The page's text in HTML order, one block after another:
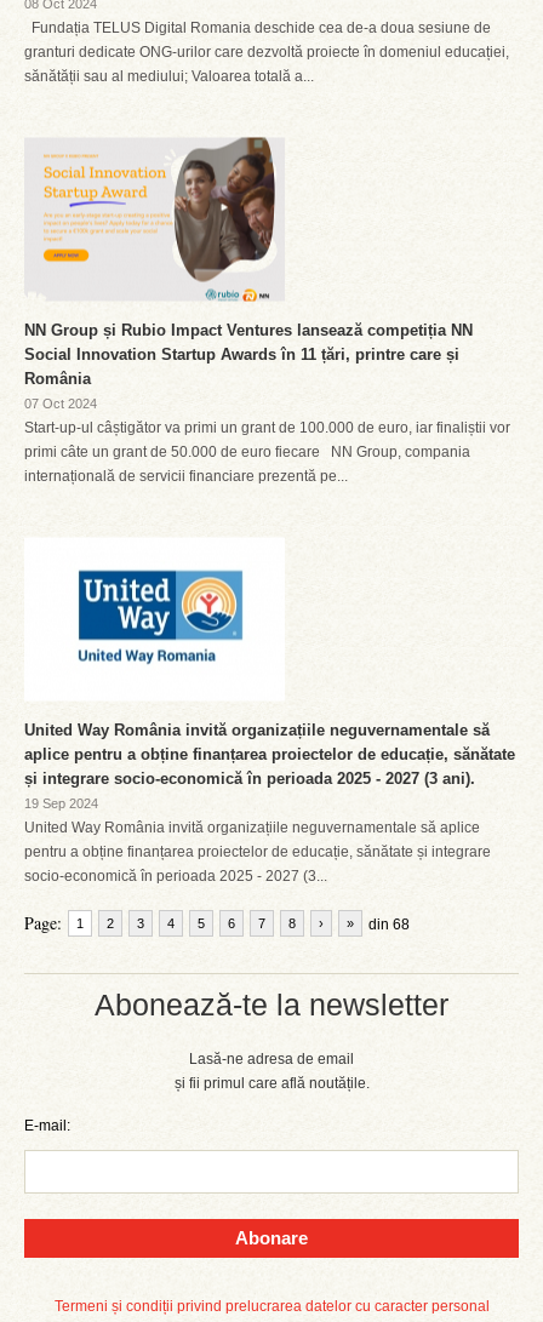
Abonează-te la newsletter
Lasă-ne adresa de email
și fii primul care află noutățile.
E-mail:
Abonare
Termeni și condiții privind prelucrarea datelor cu caracter personal
08 Oct 2024
Fundația TELUS Digital Romania deschide cea de-a doua sesiune de
granturi dedicate ONG-urilor care dezvoltă proiecte în domeniul educației,
sănătății sau al mediului; Valoarea totală a...
NN Group și Rubio Impact Ventures lansează competiția NN
Social Innovation Startup Awards în 11 țări, printre care și
România
07 Oct 2024
Start-up-ul câștigător va primi un grant de 100.000 de euro, iar finaliștii vor
primi câte un grant de 50.000 de euro fiecare NN Group, compania
internațională de servicii financiare prezentă pe...
United Way România invită organizațiile neguvernamentale să
aplice pentru a obține finanțarea proiectelor de educație, sănătate
și integrare socio-economică în perioada 2025 - 2027 (3 ani).
19 Sep 2024
United Way România invită organizațiile neguvernamentale să aplice
pentru a obține finanțarea proiectelor de educație, sănătate și integrare
socio-economică în perioada 2025 - 2027 (3...
Page: 1 2 3 4 5 6 7 8 din 68
› »